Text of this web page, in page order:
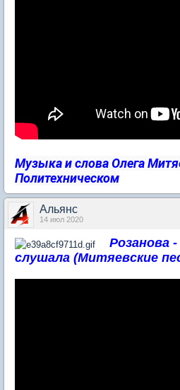
Музыка и слова Олега
Политехническом
Альянс
14 июл 2020
Розанова
слушала (Митяевские